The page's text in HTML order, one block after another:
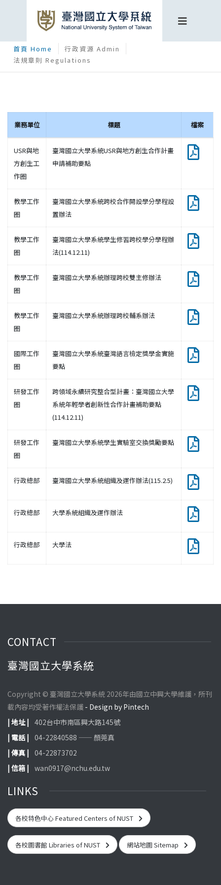
首頁 Home
行政資源 Admin
法規章則 Regulations
業務單位 標題 檔案
USR與地
方創生工
作圈
臺灣國立大學系統USR與地方創生合作計畫
申請補助要點
教學工作
圈
臺灣國立大學系統跨校合作開設學分學程設
置辦法
教學工作
圈
臺灣國立大學系統學生修習跨校學分學程辦
法(114.12.11)
教學工作
圈
臺灣國立大學系統辦理跨校雙主修辦法
教學工作
圈
臺灣國立大學系統辦理跨校輔系辦法
國際工作
圈
臺灣國立大學系統臺灣語言檢定獎學金實施
要點
研發工作
圈
跨領域永續研究整合型計畫：臺灣國立大學
系統年輕學者創新性合作計畫補助要點
(114.12.11)
研發工作
圈
臺灣國立大學系統學生實驗室交換獎勵要點
行政總部 臺灣國立大學系統組織及運作辦法(115.2.5)
行政總部 大學系統組織及運作辦法
行政總部 大學法
CONTACT
臺灣國立大學系統
Copyright © 臺灣國立大學系統 2026年由國立中興大學維護，所刊
載內容均受著作權法保護 - Design by Pintech
| 地址 | 402台中市南區興大路145號
| 電話 | 04-22840588 —— 顏莞真
| 傳真 | 04-22873702
| 信箱 | wan0917@nchu.edu.tw
LINKS
各校特色中心 Featured Centers of NUST
各校圖書館 Libraries of NUST 網站地圖 Sitemap